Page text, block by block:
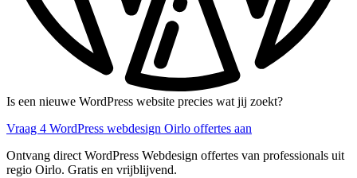
Is een nieuwe WordPress website precies wat jij zoekt?
Vraag 4 WordPress webdesign Oirlo offertes aan
Ontvang direct WordPress Webdesign offertes van professionals uit
regio Oirlo. Gratis en vrijblijvend.